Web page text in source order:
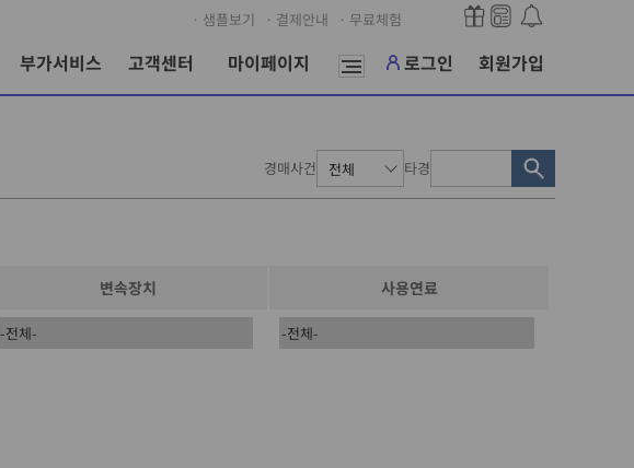
· 샘플보기 · 결제안내 · 무료체험
부가서비스 고객센터 마이페이지 로그인 회원가입
경매사건 타경
변속장치 사용연료